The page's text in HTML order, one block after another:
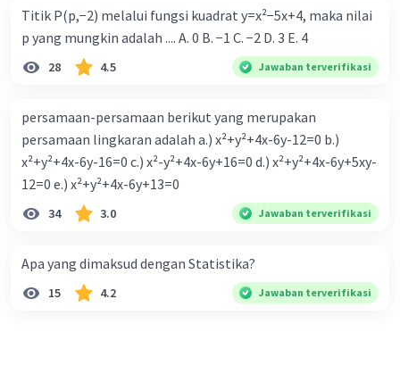
Titik P(p,−2) melalui fungsi kuadrat y=x²−5x+4, maka nilai
p yang mungkin adalah .... A. 0 B. −1 C. −2 D. 3 E. 4
28 4.5 Jawaban terverifikasi
persamaan-persamaan berikut yang merupakan
persamaan lingkaran adalah a.) x²+y²+4x-6y-12=0 b.)
x²+y²+4x-6y-16=0 c.) x²-y²+4x-6y+16=0 d.) x²+y²+4x-6y+5xy-
12=0 e.) x²+y²+4x-6y+13=0
34 3.0 Jawaban terverifikasi
Apa yang dimaksud dengan Statistika?
15 4.2 Jawaban terverifikasi